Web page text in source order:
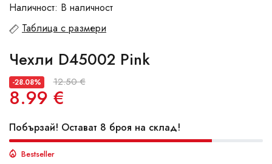
Наличност: В наличност
Таблица с размери
Чехли D45002 Pink
-28.08% 12.50 €
8.99 €
Побързай! Остават 8 броя на склад!
Bestseller